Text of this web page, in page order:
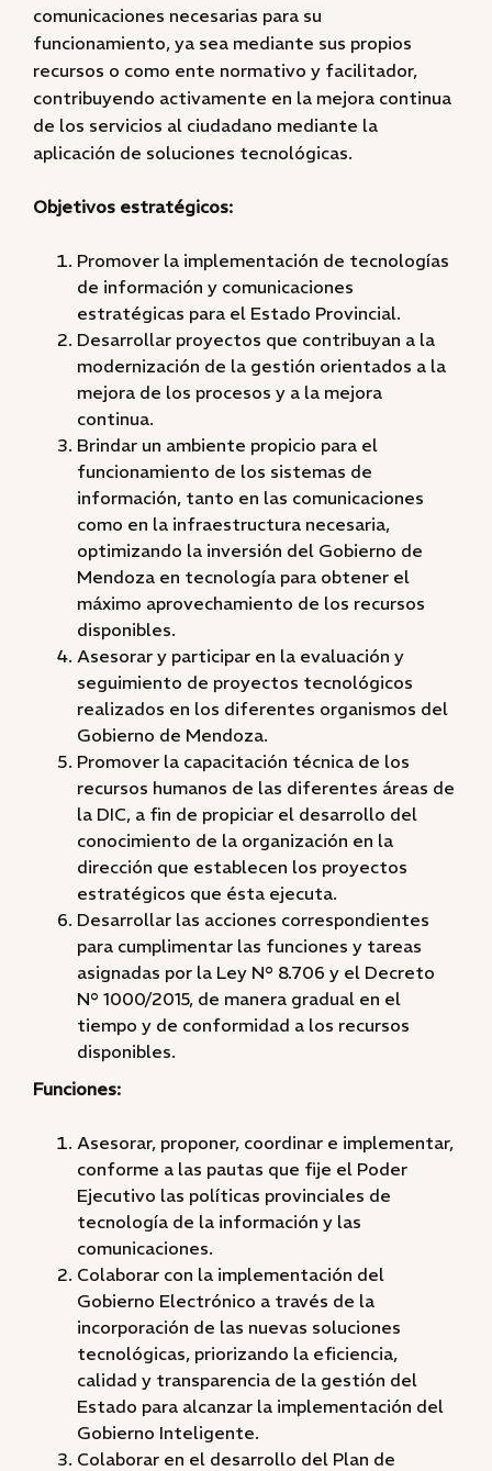
comunicaciones necesarias para su
funcionamiento, ya sea mediante sus propios
recursos o como ente normativo y facilitador,
contribuyendo activamente en la mejora continua
de los servicios al ciudadano mediante la
aplicación de soluciones tecnológicas.
Objetivos estratégicos:
Promover la implementación de tecnologías
de información y comunicaciones
estratégicas para el Estado Provincial.
Desarrollar proyectos que contribuyan a la
modernización de la gestión orientados a la
mejora de los procesos y a la mejora
continua.
Brindar un ambiente propicio para el
funcionamiento de los sistemas de
información, tanto en las comunicaciones
como en la infraestructura necesaria,
optimizando la inversión del Gobierno de
Mendoza en tecnología para obtener el
máximo aprovechamiento de los recursos
disponibles.
Asesorar y participar en la evaluación y
seguimiento de proyectos tecnológicos
realizados en los diferentes organismos del
Gobierno de Mendoza.
Promover la capacitación técnica de los
recursos humanos de las diferentes áreas de
la DIC, a fin de propiciar el desarrollo del
conocimiento de la organización en la
dirección que establecen los proyectos
estratégicos que ésta ejecuta.
Desarrollar las acciones correspondientes
para cumplimentar las funciones y tareas
asignadas por la Ley N° 8.706 y el Decreto
N° 1000/2015, de manera gradual en el
tiempo y de conformidad a los recursos
disponibles.
Funciones:
Asesorar, proponer, coordinar e implementar,
conforme a las pautas que fije el Poder
Ejecutivo las políticas provinciales de
tecnología de la información y las
comunicaciones.
Colaborar con la implementación del
Gobierno Electrónico a través de la
incorporación de las nuevas soluciones
tecnológicas, priorizando la eficiencia,
calidad y transparencia de la gestión del
Estado para alcanzar la implementación del
Gobierno Inteligente.
Colaborar en el desarrollo del Plan de